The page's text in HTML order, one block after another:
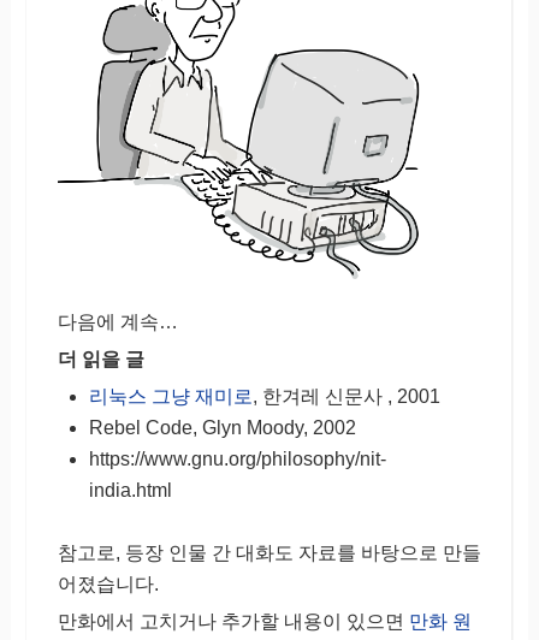
다음에 계속…
더 읽을 글
리눅스 그냥 재미로, 한겨레 신문사 , 2001
Rebel Code, Glyn Moody, 2002
https://www.gnu.org/philosophy/nit-
india.html
참고로, 등장 인물 간 대화도 자료를 바탕으로 만들
어졌습니다.
만화에서 고치거나 추가할 내용이 있으면 만화 원